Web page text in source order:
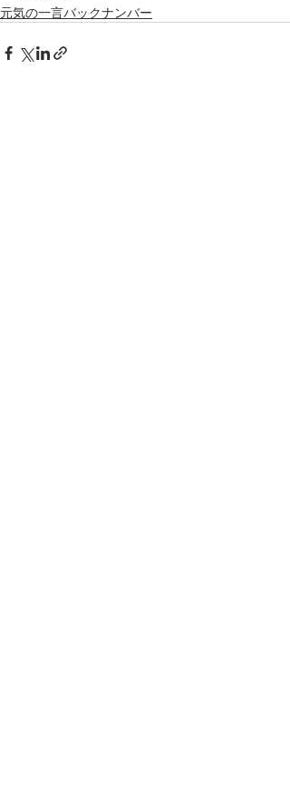
元気の一言バックナンバー